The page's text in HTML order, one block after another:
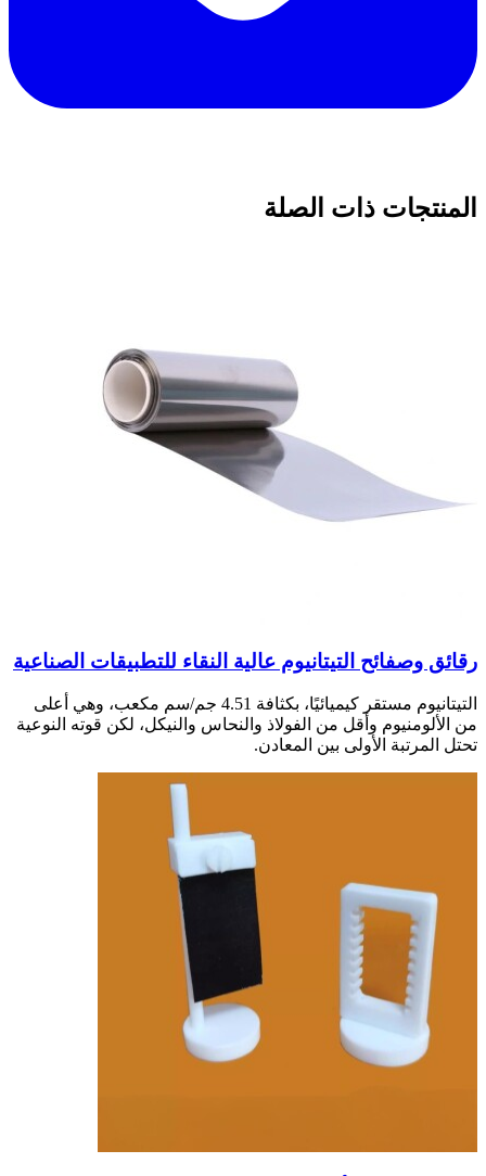
المنتجات ذات الصلة
رقائق وصفائح التيتانيوم عالية النقاء للتطبيقات الصناعية
التيتانيوم مستقر كيميائيًا، بكثافة 4.51 جم/سم مكعب، وهي أعلى
من الألومنيوم وأقل من الفولاذ والنحاس والنيكل، لكن قوته النوعية
تحتل المرتبة الأولى بين المعادن.